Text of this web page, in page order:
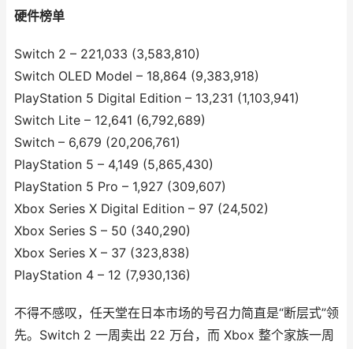
硬件榜单
Switch 2 – 221,033 (3,583,810)
Switch OLED Model – 18,864 (9,383,918)
PlayStation 5 Digital Edition – 13,231 (1,103,941)
Switch Lite – 12,641 (6,792,689)
Switch – 6,679 (20,206,761)
PlayStation 5 – 4,149 (5,865,430)
PlayStation 5 Pro – 1,927 (309,607)
Xbox Series X Digital Edition – 97 (24,502)
Xbox Series S – 50 (340,290)
Xbox Series X – 37 (323,838)
PlayStation 4 – 12 (7,930,136)
不得不感叹，任天堂在日本市场的号召力简直是“断层式”领
先。Switch 2 一周卖出 22 万台，而 Xbox 整个家族一周